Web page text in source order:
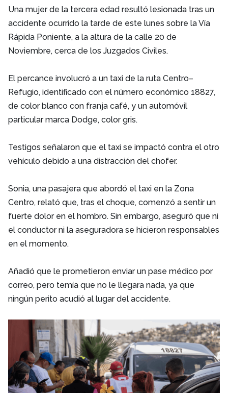
Una mujer de la tercera edad resultó lesionada tras un
accidente ocurrido la tarde de este lunes sobre la Vía
Rápida Poniente, a la altura de la calle 20 de
Noviembre, cerca de los Juzgados Civiles.
El percance involucró a un taxi de la ruta Centro–
Refugio, identificado con el número económico 18827,
de color blanco con franja café, y un automóvil
particular marca Dodge, color gris.
Testigos señalaron que el taxi se impactó contra el otro
vehículo debido a una distracción del chofer.
Sonia, una pasajera que abordó el taxi en la Zona
Centro, relató que, tras el choque, comenzó a sentir un
fuerte dolor en el hombro. Sin embargo, aseguró que ni
el conductor ni la aseguradora se hicieron responsables
en el momento.
Añadió que le prometieron enviar un pase médico por
correo, pero temía que no le llegara nada, ya que
ningún perito acudió al lugar del accidente.